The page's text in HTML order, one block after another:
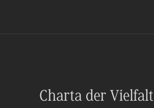
Charta der Vielfalt